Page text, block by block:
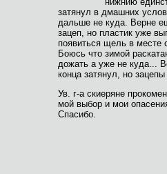
затянул в дмашних
дальше не куда. Верне
зацеп, но пластик уже
появиться щель в месте
Боюсь что зимой
дожать а уже не куда...
конца затянул, но
Ув. г-а скиеряне
мой выбор и мои
Спасибо.